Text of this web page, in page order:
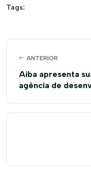
Tags:
ANTERIOR
Aiba apresenta
agência de